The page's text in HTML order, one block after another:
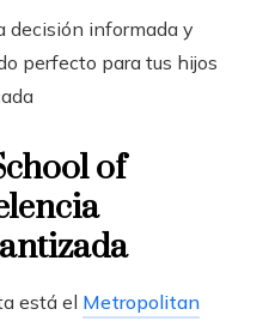
decisión informada y
perfecto para tus hijos
of
está el Metropolitan